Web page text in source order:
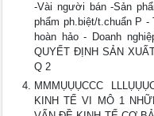
-Vài người bán -Sản
phẩm ph.biệt/t.chuẩn P -
hoàn hảo - Doanh
QUYẾT ĐỊNH SẢN
Q 2
MMMỤỤỤCCC
KINH TẾ VI MÔ 1